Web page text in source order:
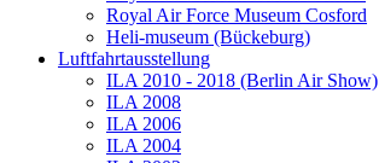
Royal Air Force Museum Cosford
Heli-museum (Bückeburg)
Luftfahrtausstellung
ILA 2010 - 2018 (Berlin Air Show)
ILA 2008
ILA 2006
ILA 2004